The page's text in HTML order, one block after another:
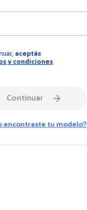
aceptás
y condiciones
Continuar
encontraste tu modelo?